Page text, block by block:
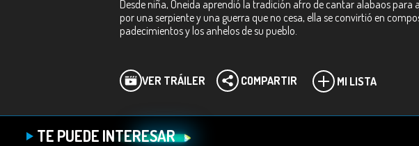
Desde niña, Oneida aprendió la tradición afro de cantar alabaos
por una serpiente y una guerra que no cesa, ella se convirtió en
padecimientos y los anhelos de su pueblo.
VER TRÁILER COMPARTIR MI LISTA
TE PUEDE INTERESAR